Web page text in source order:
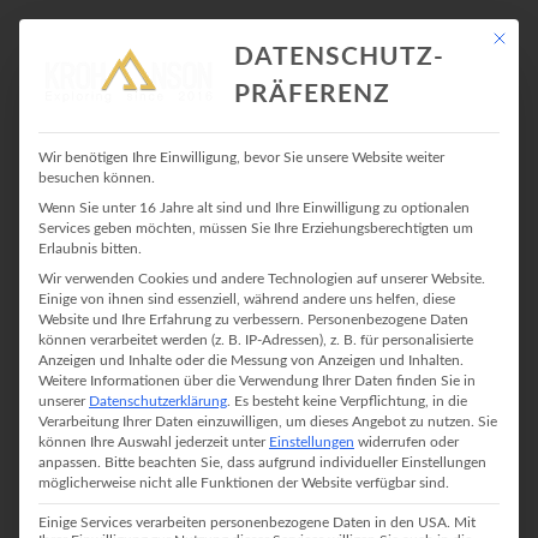
ALPINKLETTERN
Mit
DATENSCHUTZ-
PRÄFERENZ
Wir benötigen Ihre Einwilligung, bevor Sie unsere Website weiter
besuchen können.
Wenn Sie unter 16 Jahre alt sind und Ihre Einwilligung zu optionalen
Services geben möchten, müssen Sie Ihre Erziehungsberechtigten um
Erlaubnis bitten.
Wir verwenden Cookies und andere Technologien auf unserer Website.
Einige von ihnen sind essenziell, während andere uns helfen, diese
Website und Ihre Erfahrung zu verbessern.
Personenbezogene Daten
können verarbeitet werden (z. B. IP-Adressen), z. B. für personalisierte
Anzeigen und Inhalte oder die Messung von Anzeigen und Inhalten.
Weitere Informationen über die Verwendung Ihrer Daten finden Sie in
unserer Datenschutzerklärung Es besteht keine Verpflichtung, in die
Verarbeitung Ihrer Daten einzuwilligen, um dieses Angebot zu nutzen. Sie
können Ihre Auswahl jederzeit unter Einstellungen widerrufen oder
anpassen.
Bitte beachten Sie, dass aufgrund individueller Einstellungen
möglicherweise nicht alle Funktionen der Website verfügbar sind.
Einige Services verarbeiten personenbezogene Daten in den USA. Mit